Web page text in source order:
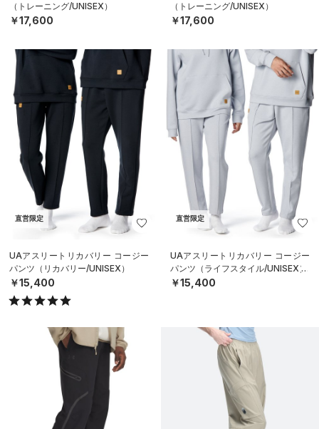
（トレーニング/UNISEX）
￥17,600
（トレーニング/UNISEX）
￥17,600
直営限定
UAアスリートリカバリー コージー
パンツ（リカバリー/UNISEX）
￥15,400
直営限定
UAアスリートリカバリー コージー
パンツ（ライフスタイル/UNISEX）
￥15,400